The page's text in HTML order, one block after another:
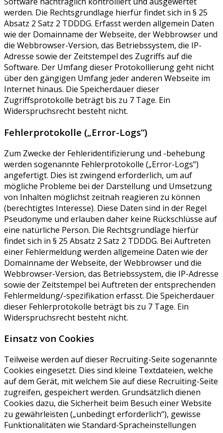
werden. Die Rechtsgrundlage hierfür findet sich in § 25
Absatz 2 Satz 2 TDDDG. Erfasst werden allgemein Daten
wie der Domainname der Webseite, der Webbrowser und
die Webbrowser-Version, das Betriebssystem, die IP-
Adresse sowie der Zeitstempel des Zugriffs auf die
Software. Der Umfang dieser Protokollierung geht nicht
über den gängigen Umfang jeder anderen Webseite im
Internet hinaus. Die Speicherdauer dieser
Zugriffsprotokolle beträgt bis zu 7 Tage. Ein
Widerspruchsrecht besteht nicht.
Fehlerprotokolle („Error-Logs“)
Zum Zwecke der Fehleridentifizierung und -behebung
werden sogenannte Fehlerprotokolle („Error-Logs“)
angefertigt. Dies ist zwingend erforderlich, um auf
mögliche Probleme bei der Darstellung und Umsetzung
von Inhalten möglichst zeitnah reagieren zu können
(berechtigtes Interesse). Diese Daten sind in der Regel
Pseudonyme und erlauben daher keine Rückschlüsse auf
eine natürliche Person. Die Rechtsgrundlage hierfür
findet sich in § 25 Absatz 2 Satz 2 TDDDG. Bei Auftreten
einer Fehlermeldung werden allgemeine Daten wie der
Domainname der Webseite, der Webbrowser und die
Webbrowser-Version, das Betriebssystem, die IP-Adresse
sowie der Zeitstempel bei Auftreten der entsprechenden
Fehlermeldung/-spezifikation erfasst. Die Speicherdauer
dieser Fehlerprotokolle beträgt bis zu 7 Tage. Ein
Widerspruchsrecht besteht nicht.
Einsatz von Cookies
Teilweise werden auf dieser Recruiting-Seite sogenannte
Cookies eingesetzt. Dies sind kleine Textdateien, welche
auf dem Gerät, mit welchem Sie auf diese Recruiting-Seite
zugreifen, gespeichert werden. Grundsätzlich dienen
Cookies dazu, die Sicherheit beim Besuch einer Website
zu gewährleisten („unbedingt erforderlich“), gewisse
Funktionalitäten wie Standard-Spracheinstellungen